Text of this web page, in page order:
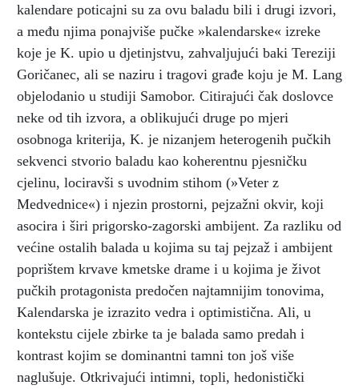
kalendare poticajni su za ovu baladu bili i drugi izvori,
a među njima ponajviše pučke »kalendarske« izreke
koje je K. upio u djetinjstvu, zahvaljujući baki Tereziji
Goričanec, ali se naziru i tragovi građe koju je M. Lang
objelodanio u studiji Samobor. Citirajući čak doslovce
neke od tih izvora, a oblikujući druge po mjeri
osobnoga kriterija, K. je nizanjem heterogenih pučkih
sekvenci stvorio baladu kao koherentnu pjesničku
cjelinu, lociravši s uvodnim stihom (»Veter z
Medvednice«) i njezin prostorni, pejzažni okvir, koji
asocira i širi prigorsko-zagorski ambijent. Za razliku od
većine ostalih balada u kojima su taj pejzaž i ambijent
poprištem krvave kmetske drame i u kojima je život
pučkih protagonista predočen najtamnijim tonovima,
Kalendarska je izrazito vedra i optimistična. Ali, u
kontekstu cijele zbirke ta je balada samo predah i
kontrast kojim se dominantni tamni ton još više
naglušuje. Otkrivajući intimni, topli, hedonistički